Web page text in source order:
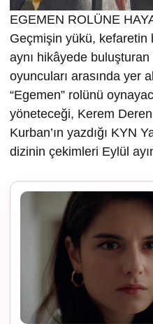
EGEMEN ROLÜNE
Geçmişin yükü, kefaretin
aynı hikâyede buluşturan
oyuncuları arasında yer
“Egemen” rolünü
yöneteceği, Kerem
Kurban’ın yazdığı KYN
dizinin çekimleri Eylül